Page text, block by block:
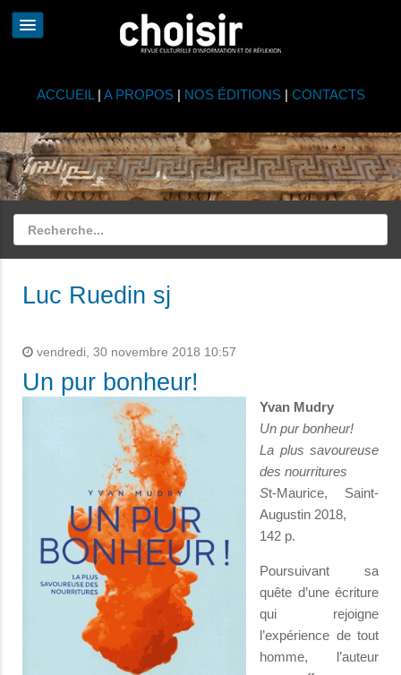
ACCUEIL | A PROPOS| NOS ÉDITIONS| CONTACTS
Luc Ruedin sj
vendredi, 30 novembre 2018 10:57
Un pur bonheur!
Yvan Mudry
Un pur bonheur!
La plus savoureuse
des nourritures
St-Maurice, Saint-
Augustin 2018,
142 p.
Poursuivant sa
quête d’une écriture
qui rejoigne
l’expérience de tout
homme, l’auteur